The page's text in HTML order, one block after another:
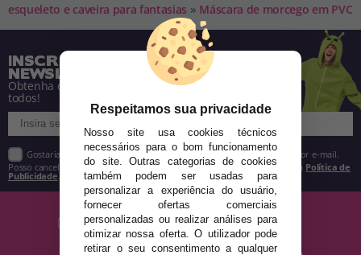
esqueleto e caveira para fantasias » Máscara de morcego em PVC
INSCREVA-SE NA NOSSA
NEWSLETTER
Obtenha descontos e saiba de tudo antes de
todos!
Gostaria de receber descontos exclusivos, novidades e tendências por e-mail.
Posso cancelar a inscrição a qualquer momento, conforme estipulado na Política de
Publicidade
Respeitamos sua privacidade
Nosso site usa cookies técnicos
necessários para o bom funcionamento
do site. Outras categorias de cookies
também podem ser usadas para
personalizar a experiência do usuário,
fornecer ofertas comerciais
personalizadas ou realizar análises para
otimizar nossa oferta. O utilizador pode
retirar o seu consentimento a qualquer